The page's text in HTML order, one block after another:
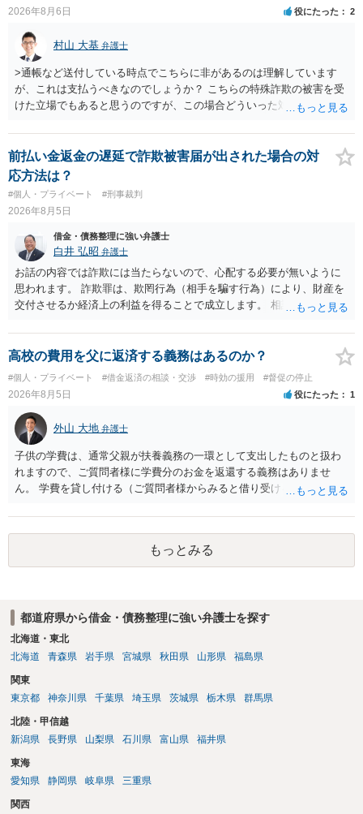
2026年8月6日 役にたった 2
村山 大基 弁護士
>通帳など送付している時点でこちらに非があるのは理解しています
が、これは支払うべきなのでしょうか？ こちらの特殊詐欺の被害を受
けた立場でもあると思うのですが、この場合どういった対処が必要で
がいいとは思います。 そもそも、特殊詐欺関係なく旦那さんの行為
は法に触れる可能性もあります。 ＞100万を支払わず穏便に和解する
ことは可能でしょうか？ →一般的には難しいです。相談者さんも１０
０万円の被害を受けたとして、１円も払わないで和解したいと言われ
たら、 できるだけ重い刑罰を与えて欲しい、と思われるのではない
でしょうか。 ＞弁護士さんに入ってもらうことで支払額が下がること
はありますか？ そこはあり得ます、ただ、弁護士費用かけるならその
分賠償に回すことも考えられるので、 兼ね合いは考えてみましょう。
前払い金返金の遅延で詐欺被害届が出された場合の対
応方法は？
#個人・プライベート #刑事裁判
2026年8月5日
借金・債務整理に強い弁護士
白井 弘昭 弁護士
お話の内容では詐欺には当たらないので、心配する必要が無いように
思われます。 詐欺罪は、欺罔行為（相手を騙す行為）により、財産を
交付させるか経済上の利益を得ることで成立します。 相談者さんは、
ので、詐欺罪の実行行為性が無く罪に問うことはできません。 おそら
く、相手が真実を話せば警察も取り合わないと思いますが、虚偽の内
容を述べた場合は、捜査はあるかもしれません。 ただし、捜査におい
て、真実を説明すれば、「ちゃんと返しなさいよ」程度の注意で済む
ことだと思われます。 また、返せるお金が無いのであれば、返せない
のは致し方ありません。真摯に分割して支払うことを相手に告げてい
くのみでしょう。 以上、ご参考まで。
高校の費用を父に返済する義務はあるのか？
#個人・プライベート #借金返済の相談・交渉 #時効の援用 #督促の停止
2026年8月5日 役にたった 1
外山 大地 弁護士
子供の学費は、通常父親が扶養義務の一環として支出したものと扱わ
れますので、ご質問者様に学費分のお金を返還する義務はありませ
ん。 学費を貸し付ける（ご質問者様からみると借り受ける）といった
ょう。
もっとみる
都道府県から借金・債務整理に強い弁護士を探す
北海道・東北
北海道
青森県 岩手県 宮城県 秋田県 山形県 福島県
関東
東京都
神奈川県 千葉県 埼玉県 茨城県 栃木県 群馬県
北陸・甲信越
新潟県
長野県 山梨県 石川県 富山県 福井県
東海
愛知県
静岡県 岐阜県 三重県
関西